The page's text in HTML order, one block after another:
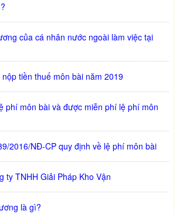
của cá nhân nước ngoài làm việc tại
tiền thuế môn bài năm 2019
phí môn bài và được miễn phí lệ phí môn
2016/NĐ-CP quy định về lệ phí môn bài
ty TNHH Giải Pháp Kho Vận
là gì?